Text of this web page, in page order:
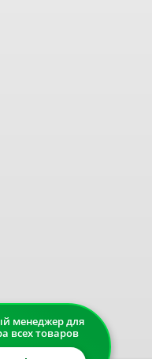
менеджер для
всех товаров